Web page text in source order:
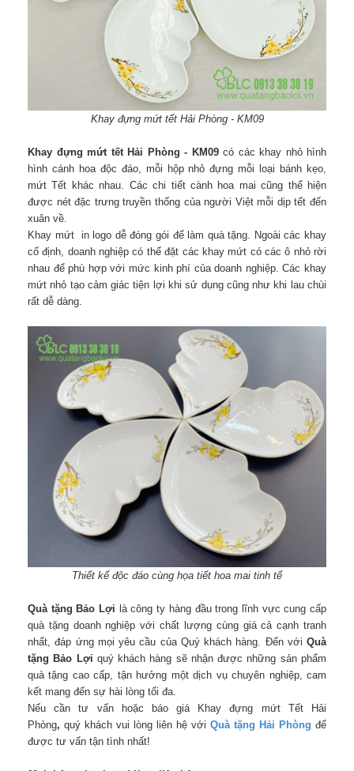
Khay đựng mứt tết Hải Phòng - KM09
Khay đựng mứt tết Hải Phòng - KM09có các khay nhỏ hình
hình cánh hoa độc đáo, mỗi hộp nhỏ đựng mỗi loại bánh kẹo,
mứt Tết khác nhau. Các chi tiết cành hoa mai cũng thể hiện
được nét đặc trưng truyền thống của người Việt mỗi dịp tết đến
xuân về.
Khay mứt in logo dễ đóng gói để làm quà tặng. Ngoài các khay
cố định, doanh nghiệp có thể đặt các khay mứt có các ô nhỏ rời
nhau để phù hợp với mức kinh phí của doanh nghiệp. Các khay
mứt nhỏ tạo cảm giác tiện lợi khi sử dụng cũng như khi lau chùi
rất dễ dàng.
Thiết kế độc đáo cùng họa tiết hoa mai tinh tế
Quà tặng Bảo Lợi là công ty hàng đầu trong lĩnh vực cung cấp
quà tặng doanh nghiệp với chất lượng cùng giá cả cạnh tranh
nhất, đáp ứng mọi yêu cầu của Quý khách hàng. Đến với Quà
tặng Bảo Lợi quý khách hàng sẽ nhận được những sản phẩm
quà tặng cao cấp, tận hưởng một dịch vụ chuyên nghiệp, cam
kết mang đến sự hài lòng tối đa.
Nếu cần tư vấn hoặc báo giá Khay đựng mứt Tết Hải
Phòng, quý khách vui lòng liên hệ với Quà tặng Hải Phòng để
được tư vấn tận tình nhất!